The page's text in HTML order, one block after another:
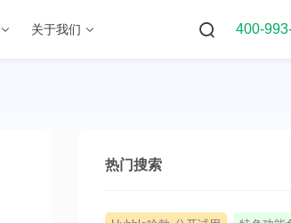
关于我们 400-
热门搜索